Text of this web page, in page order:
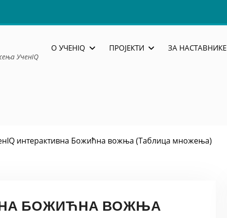
УченIQ
О УЧЕНIQ ПРОЈЕКТИ ЗА НАСТАВНИКЕ
интерактивна Божићна вожња (Таблица множења)
БОЖИЋНА ВОЖЊА